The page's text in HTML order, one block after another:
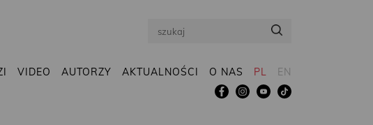
Search
VIDEO AUTORZY AKTUALNOŚCI O NAS PL EN